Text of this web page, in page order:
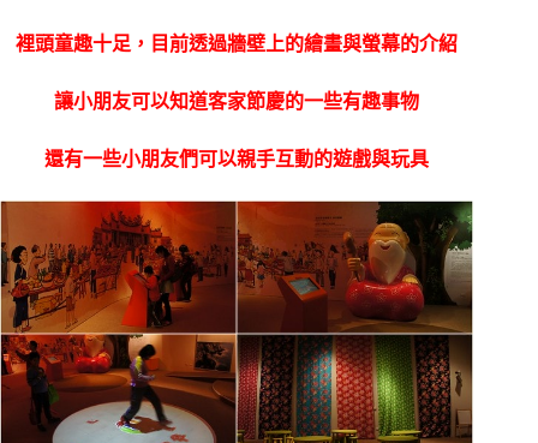
裡頭童趣十足，目前透過牆壁上的繪畫與螢幕的介紹
讓小朋友可以知道客家節慶的一些有趣事物
還有一些小朋友們可以親手互動的遊戲與玩具